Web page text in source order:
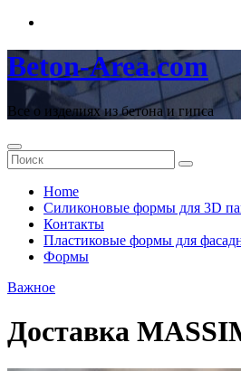
Перейти
содержимому
Beton-Area.com
Все о изделиях из бетона и гипса
Home
Cиликоновые формы для 3D
Контакты
Пластиковые формы для
Формы
Важное
Доставка